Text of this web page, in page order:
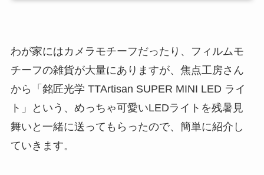
わが家にはカメラモチーフだったり、フィルムモ
チーフの雑貨が大量にありますが、焦点工房さん
から「銘匠光学 TTArtisan SUPER MINI LED ライ
ト」という、めっちゃ可愛いLEDライトを残暑見
舞いと一緒に送ってもらったので、簡単に紹介し
ていきます。